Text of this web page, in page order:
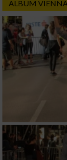
ALBUM